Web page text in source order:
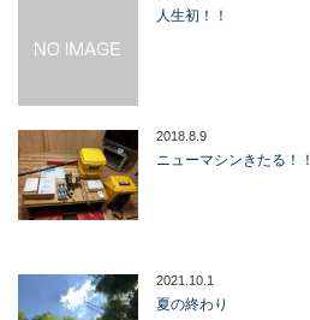
人生初！！
2018.8.9
ニューマシンきたる！！
2021.10.1
夏の終わり